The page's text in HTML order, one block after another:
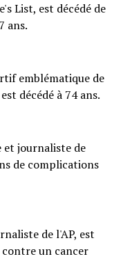
List, est décédé de
ans.
emblématique de
décédé à 74 ans.
et journaliste de
de complications
de l'AP, est
contre un cancer